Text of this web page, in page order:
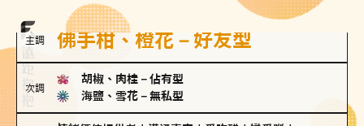
主調 佛手柑、橙花－好友型
次調
胡椒、肉桂 － 佔有型
海鹽、雪花 － 無私型